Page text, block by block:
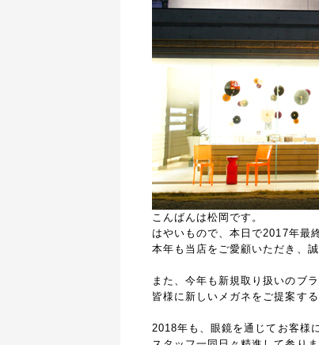
こんばんは松岡です。
はやいもので、本日で2017年最
本年も当店をご愛顧いただき、
また、今年も新規取り扱いのブ
皆様に新しいメガネをご提案す
2018年も、眼鏡を通じてお客様